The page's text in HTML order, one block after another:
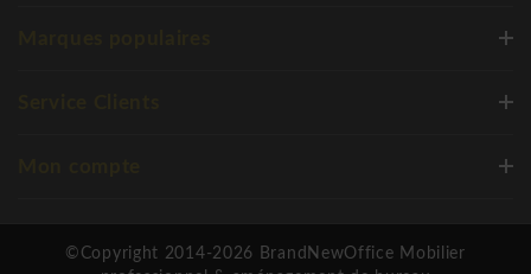
©Copyright 2014-2026 BrandNewOffice Mobilier